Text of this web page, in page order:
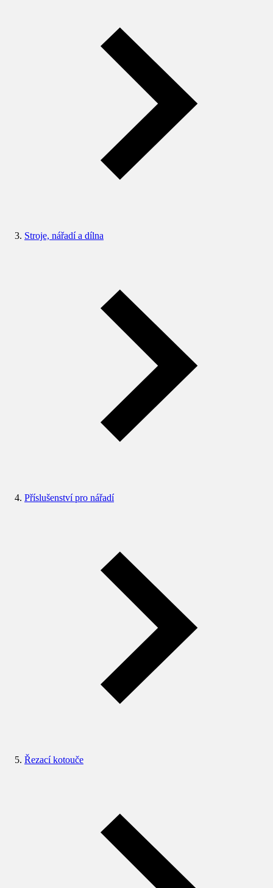
Stroje, nářadí a dílna
Příslušenství pro nářadí
Řezací kotouče